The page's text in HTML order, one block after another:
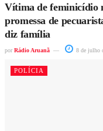
Vítima de feminicídio
promessa de
diz família
por Rádio Aruanã 8 de julho
POLÍCIA